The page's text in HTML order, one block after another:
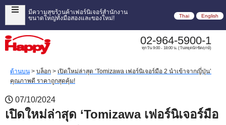
มีความสุขร้านค้าเฟอร์นิเจอร์สำนักงาน
ขนาดใหญ่ทั้งมือสองและของใหม่!
Thai English
02-964-5900-1
ทุกวัน 9:00 - 18:00 น. (วันหยุดนักขัตฤกษ์)
ด้านบน > บล็อก > เปิดใหม่ล่าสุด ‘Tomizawa เฟอร์นิเจอร์มือ 2 นำเข้าจากญี่ปุ่น’
คุณภาพดี ราคาถูกสุดคุ้ม!
07/10/2024
เปิดใหม่ล่าสุด ‘Tomizawa เฟอร์นิเจอร์มือ